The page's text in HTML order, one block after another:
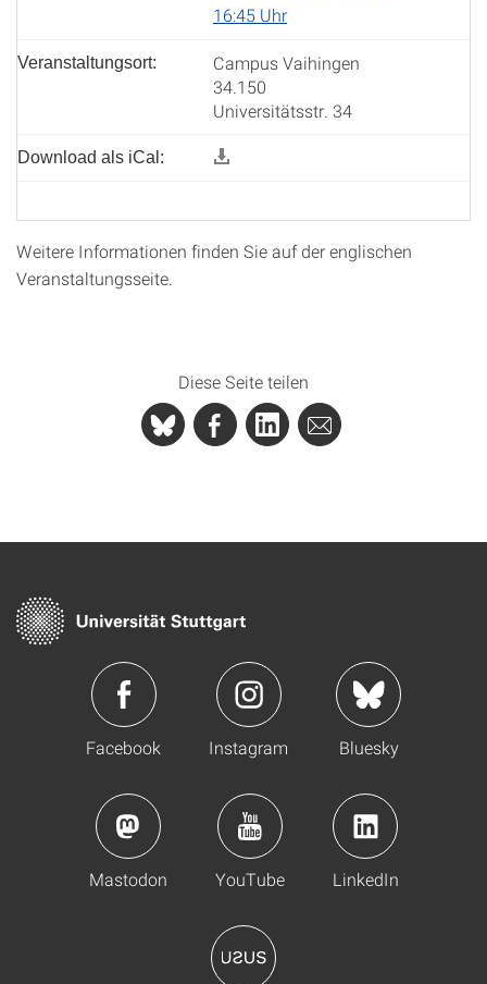
16:45 Uhr
Veranstaltungsort:
Campus Vaihingen
34.150
Universitätsstr. 34
Download als iCal:
Weitere Informationen finden Sie auf der englischen
Veranstaltungsseite.
Diese Seite teilen
Facebook Instagram Bluesky
Mastodon YouTube LinkedIn